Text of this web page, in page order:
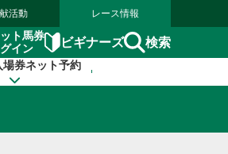
活動 レース情報
ト馬券
イン
ビギナーズ 検索
場券ネット予約